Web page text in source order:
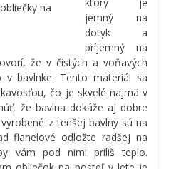
na
ktorý je
jemný na
dotyk a
príjemný na
že v čistých a voňavých
v bavlnke. Tento materiál sa
čo je skvelé najmä v
že bavlna dokáže aj dobre
z tenšej bavlny sú na
flanelové odložte radšej na
vám pod nimi príliš teplo.